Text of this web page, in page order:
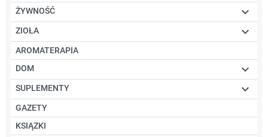
ŻYWNOŚĆ 
ZIOŁA 
AROMATERAPIA
DOM

SUPLEMENTY 
GAZETY
KSIĄZKI